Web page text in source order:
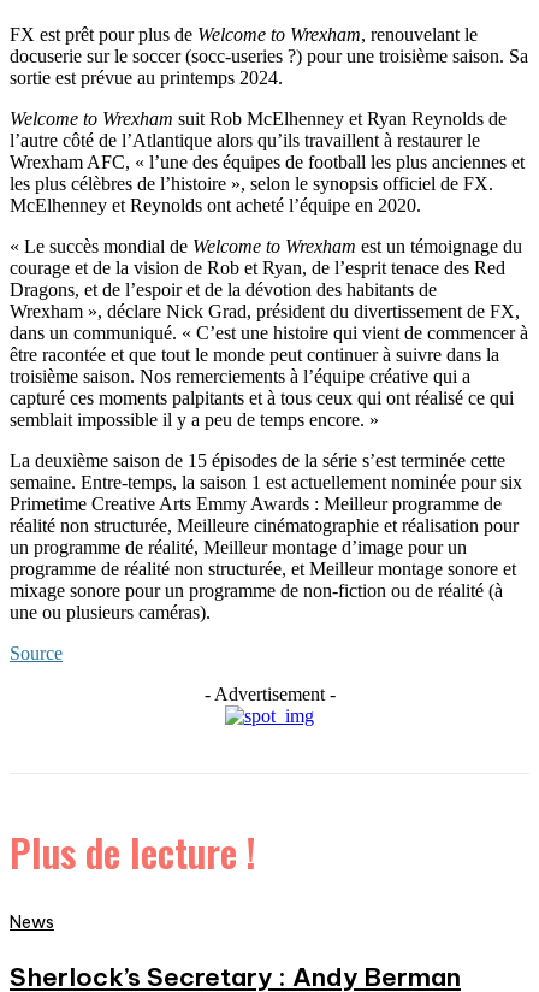
FX est prêt pour plus de Welcome to Wrexham, renouvelant le
docuserie sur le soccer (socc-useries ?) pour une troisième saison. Sa
sortie est prévue au printemps 2024.
Welcome to Wrexham suit Rob McElhenney et Ryan Reynolds de
l’autre côté de l’Atlantique alors qu’ils travaillent à restaurer le
Wrexham AFC, « l’une des équipes de football les plus anciennes et
les plus célèbres de l’histoire », selon le synopsis officiel de FX.
McElhenney et Reynolds ont acheté l’équipe en 2020.
« Le succès mondial de Welcome to Wrexham est un témoignage du
courage et de la vision de Rob et Ryan, de l’esprit tenace des Red
Dragons, et de l’espoir et de la dévotion des habitants de
Wrexham », déclare Nick Grad, président du divertissement de FX,
dans un communiqué. « C’est une histoire qui vient de commencer à
être racontée et que tout le monde peut continuer à suivre dans la
troisième saison. Nos remerciements à l’équipe créative qui a
capturé ces moments palpitants et à tous ceux qui ont réalisé ce qui
semblait impossible il y a peu de temps encore. »
La deuxième saison de 15 épisodes de la série s’est terminée cette
semaine. Entre-temps, la saison 1 est actuellement nominée pour six
Primetime Creative Arts Emmy Awards : Meilleur programme de
réalité non structurée, Meilleure cinématographie et réalisation pour
un programme de réalité, Meilleur montage d’image pour un
programme de réalité non structurée, et Meilleur montage sonore et
mixage sonore pour un programme de non-fiction ou de réalité (à
une ou plusieurs caméras).
Source
- Advertisement -
Plus de lecture !
News
Sherlock’s Secretary : Andy Berman